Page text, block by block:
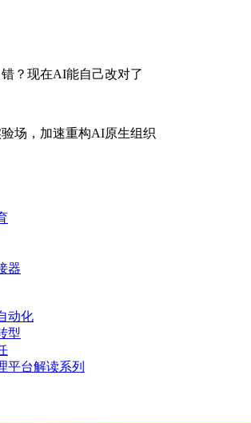
？现在AI能自己改对了
场，加速重构AI原生组织
器
动化
型
平台解读系列